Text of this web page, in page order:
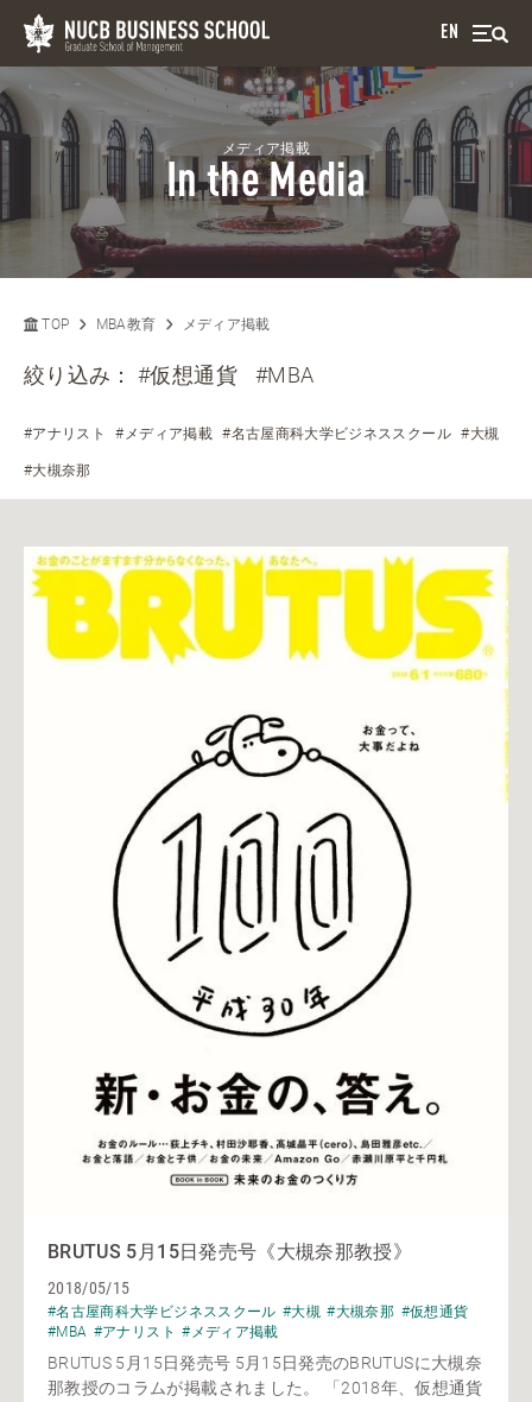
EN
メディア掲載
In the Media
TOP MBA教育 メディア掲載
絞り込み：#仮想通貨 #MBA
#アナリスト #メディア掲載 #名古屋商科大学ビジネススクール #大槻
#大槻奈那
BRUTUS 5月15日発売号《大槻奈那教授》
2018/05/15
#名古屋商科大学ビジネススクール #大槻 #大槻奈那 #仮想通貨
#MBA #アナリスト #メディア掲載
BRUTUS 5月15日発売号 5月15日発売のBRUTUSに大槻奈
那教授のコラムが掲載されました。 「2018年、仮想通貨